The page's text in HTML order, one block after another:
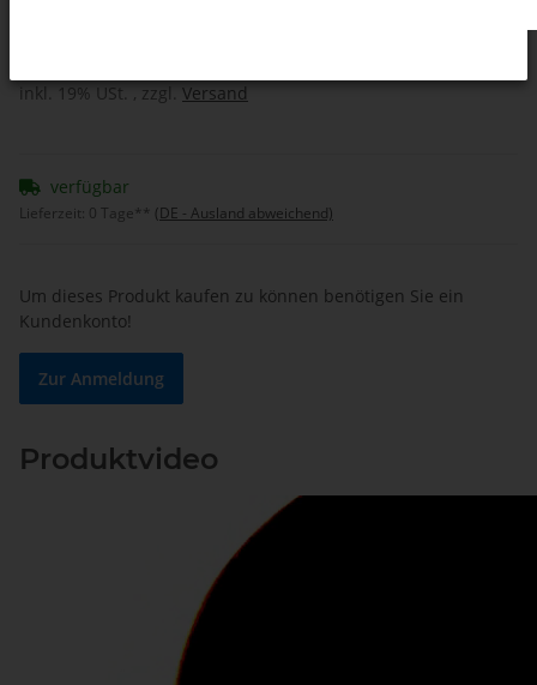
inkl. 19% USt. , zzgl. Versand
verfügbar
Lieferzeit: 0 Tage** (DE - Ausland abweichend)
Um dieses Produkt kaufen zu können benötigen Sie ein
Kundenkonto!
Zur Anmeldung
Produktvideo